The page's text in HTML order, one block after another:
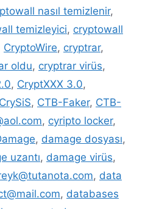
nasıl temizlenir,
temizleyici, cryptowall
CryptoWire, cryptrar,
oldu, cryptrar virüs,
, CryptXXX 3.0,
CrySiS, CTB-Faker, CTB-
, cyripto locker,
, damage dosyası,
uzantı, damage virüs,
, data
, databases